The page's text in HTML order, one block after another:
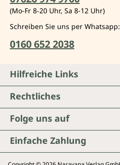
(Mo-Fr 8-20 Uhr, Sa 8-12 Uhr)
Schreiben Sie uns per Whatsapp:
0160 652 2038
Folge uns auf
Einfache Zahlung
Hilfreiche Links
Rechtliches